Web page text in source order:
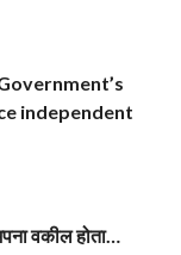
independent
वकील होता…